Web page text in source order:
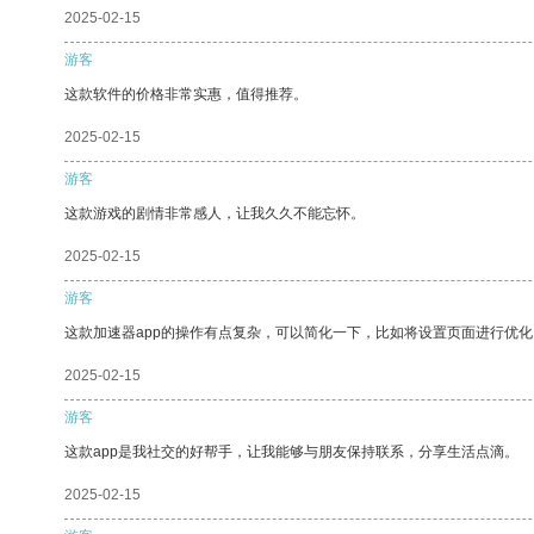
2025-02-15
游客
这款软件的价格非常实惠，值得推荐。
2025-02-15
游客
这款游戏的剧情非常感人，让我久久不能忘怀。
2025-02-15
游客
这款加速器app的操作有点复杂，可以简化一下，比如将设置页面进行优
2025-02-15
游客
这款app是我社交的好帮手，让我能够与朋友保持联系，分享生活点滴。
2025-02-15